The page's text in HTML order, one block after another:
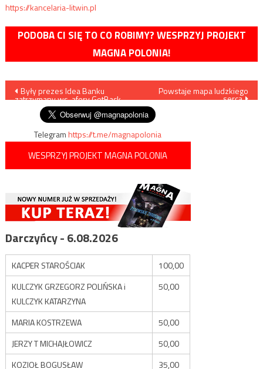
https://kancelaria-litwin.pl
PODOBA CI SIĘ TO CO ROBIMY? WESPRZYJ PROJEKT
MAGNA POLONIA!
Nawigacja
wpisu
Były prezes Idea Banku
zatrzymany ws. afery GetBack
Powstaje mapa ludzkiego
serca
Telegramhttps://t.me/magnapolonia
WESPRZYJ PROJEKT MAGNA POLONIA
Darczyńcy - 6.08.2026
KACPER STAROŚCIAK
100,00
KULCZYK GRZEGORZ POLIŃSKA i
KULCZYK KATARZYNA
50,00
MARIA KOSTRZEWA
50,00
JERZY T MICHAJŁOWICZ
50,00
KOZIOŁ BOGUSŁAW
35,00